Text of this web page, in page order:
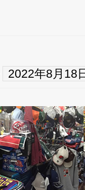
2022年8月18
Copyright © NFL グッ